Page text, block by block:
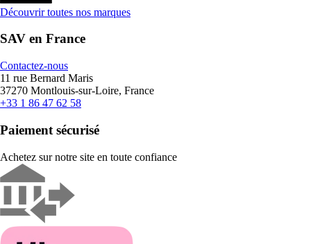
Découvrir toutes nos marques
SAV en France
Contactez-nous
11 rue Bernard Maris
37270 Montlouis-sur-Loire, France
+33 1 86 47 62 58
Paiement sécurisé
Achetez sur notre site en toute confiance